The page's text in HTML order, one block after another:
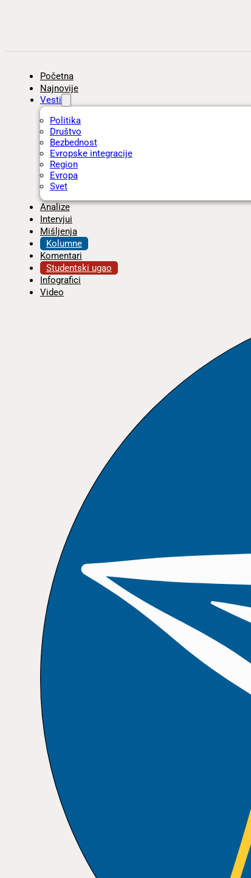
Početna
Najnovije
Vesti
Politika
Društvo
Bezbednost
Evropske integracije
Region
Evropa
Svet
Analize
Intervjui
Mišljenja
Kolumne
Komentari
Studentski ugao
Infografici
Video